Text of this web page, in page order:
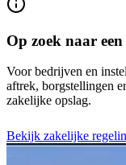
Op zoek naar
Voor bedrijven en
aftrek, borgstellingen
zakelijke opslag.
Bekijk zakelijke